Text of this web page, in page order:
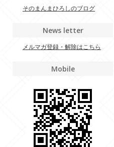
そのまんまひろしのブログ
News letter
メルマガ登録・解除はこちら
Mobile